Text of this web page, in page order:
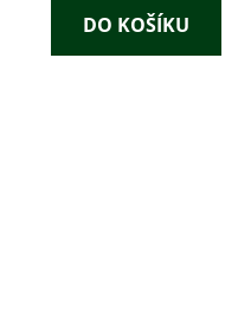
DO KOŠÍKU